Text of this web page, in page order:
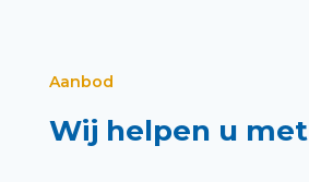
Aanbod
Wij helpen u met